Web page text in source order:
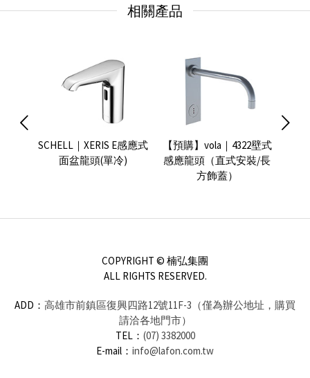
相關產品
SCHELL｜XERIS E感應式
面盆龍頭(單冷)
【預購】vola｜4322壁式
感應龍頭（直式安裝/長
方飾蓋）
COPYRIGHT © 楠弘集團
ALL RIGHTS RESERVED.
ADD： 高雄市前鎮區復興四路12號11F-3（僅為辦公地址，購買
請洽各地門市）
TEL： (07) 3382000
E-mail： info@lafon.com.tw